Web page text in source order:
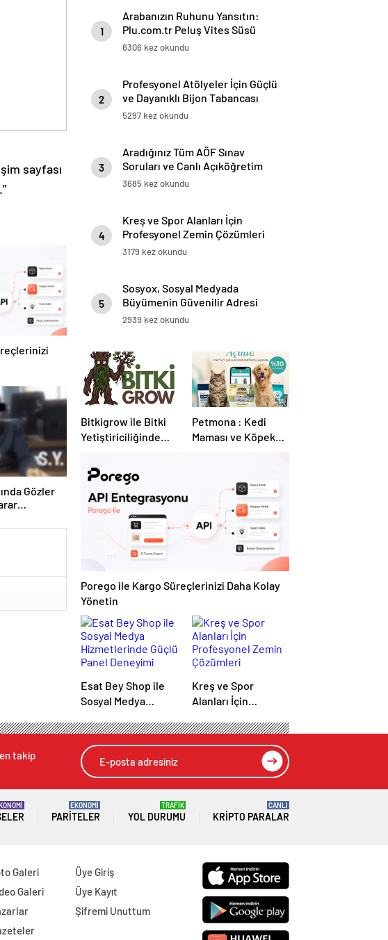
sayfası
Gözler
1
Arabanızın Ruhunu Yansıtın:
Plu.com.tr Peluş Vites Süsü
Modelleri
6306 kez okundu
2
Profesyonel Atölyeler İçin Güçlü
ve Dayanıklı Bijon Tabancası
Çözümleri
5297 kez okundu
3
Aradığınız Tüm AÖF Sınav
Soruları ve Canlı Açıköğretim
Forumu Burada
3685 kez okundu
4
Kreş ve Spor Alanları İçin
Profesyonel Zemin Çözümleri
3179 kez okundu
5
Sosyox, Sosyal Medyada
Büyümenin Güvenilir Adresi
Olarak Öne Çıkıyor
2939 kez okundu
Bitkigrow ile Bitki
Yetiştiriciliğinde
Ürün Seçimi
Petmona : Kedi
Maması ve Köpek
Porego ile Kargo Süreçlerinizi Daha Kolay
Yönetin
Esat Bey Shop ile
Sosyal Medya
Güçlü Panel
Deneyimi
Kreş ve Spor
Alanları İçin
Çözümleri
takip
PARITELER
EKONOMİ
YOL DURUMU
TRAFİK
KRIPTO PARALAR
CANLI
Galeri
Galeri
Üye Giriş
Üye Kayıt
Şifremi Unuttum